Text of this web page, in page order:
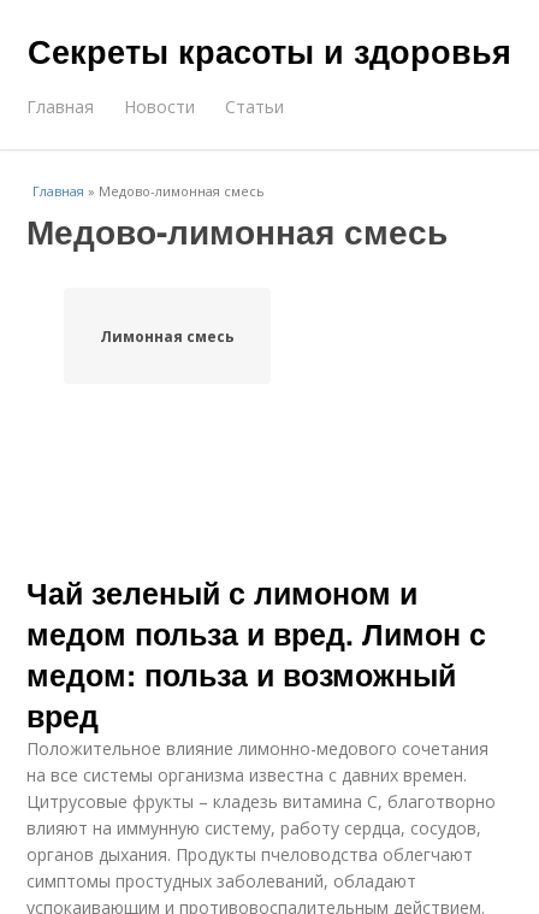
Секреты красоты и здоровья
Главная Новости Статьи
Главная » Медово-лимонная смесь
Медово-лимонная смесь
Лимонная смесь
Чай зеленый с лимоном и
медом польза и вред. Лимон с
медом: польза и возможный
вред
Положительное влияние лимонно-медового сочетания
на все системы организма известна с давних времен.
Цитрусовые фрукты – кладезь витамина C, благотворно
влияют на иммунную систему, работу сердца, сосудов,
органов дыхания. Продукты пчеловодства облегчают
симптомы простудных заболеваний, обладают
успокаивающим и противовоспалительным действием.